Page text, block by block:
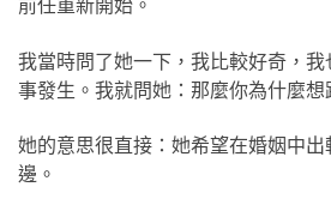
前任重新開始。
我當時問了她一下，我比較好奇，
事發生。我就問她：那麼你為什麼想
她的意思很直接：她希望在婚姻中
邊。